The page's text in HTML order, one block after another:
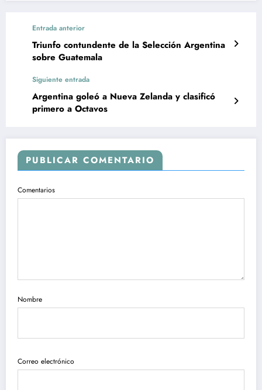
Entrada anterior
Triunfo contundente de la Selección Argentina
sobre Guatemala
Siguiente entrada
Argentina goleó a Nueva Zelanda y clasificó
primero a Octavos
PUBLICAR COMENTARIO
Comentarios
Nombre
Correo electrónico